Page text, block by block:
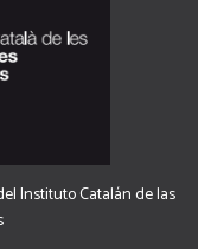
Instituto Catalán de las